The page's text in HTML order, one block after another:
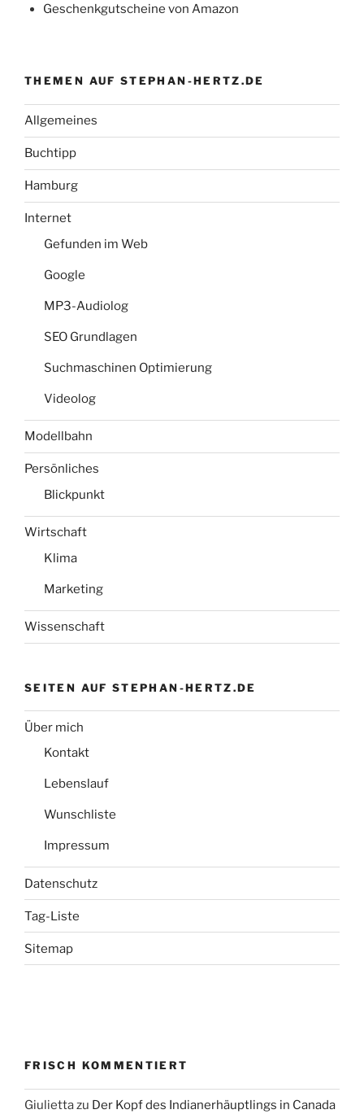
Geschenkgutscheine von Amazon
THEMEN AUF STEPHAN-HERTZ.DE
Allgemeines
Buchtipp
Hamburg
Internet
Gefunden im Web
Google
MP3-Audiolog
SEO Grundlagen
Suchmaschinen Optimierung
Videolog
Modellbahn
Persönliches
Blickpunkt
Wirtschaft
Klima
Marketing
Wissenschaft
SEITEN AUF STEPHAN-HERTZ.DE
Über mich
Kontakt
Lebenslauf
Wunschliste
Impressum
Datenschutz
Tag-Liste
Sitemap
FRISCH KOMMENTIERT
Giuliettazu Der Kopf des Indianerhäuptlings in Canada